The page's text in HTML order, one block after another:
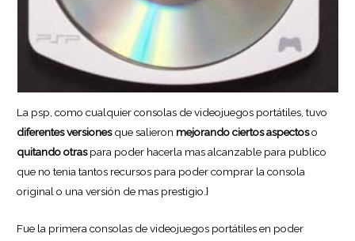
La psp, como cualquier consolas de videojuegos portátiles, tuvo
diferentes versionesque salieron mejorando ciertos aspectoso
quitando otraspara poder hacerla mas alcanzable para publico
que no tenia tantos recursos para poder comprar la consola
original o una versión de mas prestigio.}
Fue la primera consolas de videojuegos portátiles en poder